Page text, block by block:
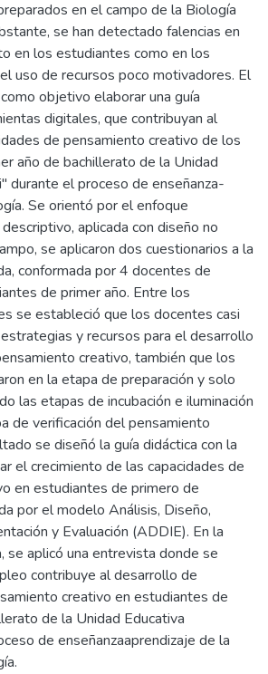
en el campo de la Biología
se han detectado falencias en
en los estudiantes como en los
uso de recursos poco motivadores. El
objetivo elaborar una guía
digitales, que contribuyan al
de pensamiento creativo de los
año de bachillerato de la Unidad
durante el proceso de enseñanza-
Se orientó por el enfoque
aplicada con diseño no
se aplicaron dos cuestionarios a la
conformada por 4 docentes de
de primer año. Entre los
se estableció que los docentes casi
y recursos para el desarrollo
creativo, también que los
en la etapa de preparación y solo
las etapas de incubación e iluminación
de verificación del pensamiento
se diseñó la guía didáctica con la
el crecimiento de las capacidades de
en estudiantes de primero de
por el modelo Análisis, Diseño,
y Evaluación (ADDIE). En la
se aplicó una entrevista donde se
contribuye al desarrollo de
creativo en estudiantes de
de la Unidad Educativa
de enseñanzaaprendizaje de la